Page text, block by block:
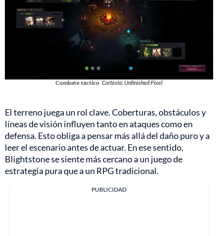
Combate táctico Cortesía: Unfinished Pixel
El terreno juega un rol clave. Coberturas, obstáculos y
líneas de visión influyen tanto en ataques como en
defensa. Esto obliga a pensar más allá del daño puro y a
leer el escenario antes de actuar. En ese sentido,
Blightstone se siente más cercano a un juego de
estrategia pura que a un RPG tradicional.
PUBLICIDAD